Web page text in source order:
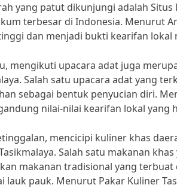
yang patut dikunjungi adalah
terbesar di Indonesia. Menurut
dan menjadi bukti kearifan lokal
mengikuti upacara adat juga
Salah satu upacara adat yang
sebagai bentuk penyucian diri.
nilai-nilai kearifan lokal yang
mencicipi kuliner khas
Salah satu makanan
makanan tradisional yang
lauk pauk. Menurut Pakar Kuliner